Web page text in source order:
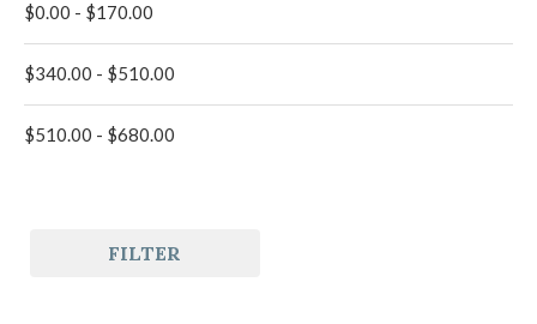
$0.00 - $170.00
$340.00 - $510.00
$510.00 - $680.00
FILTER